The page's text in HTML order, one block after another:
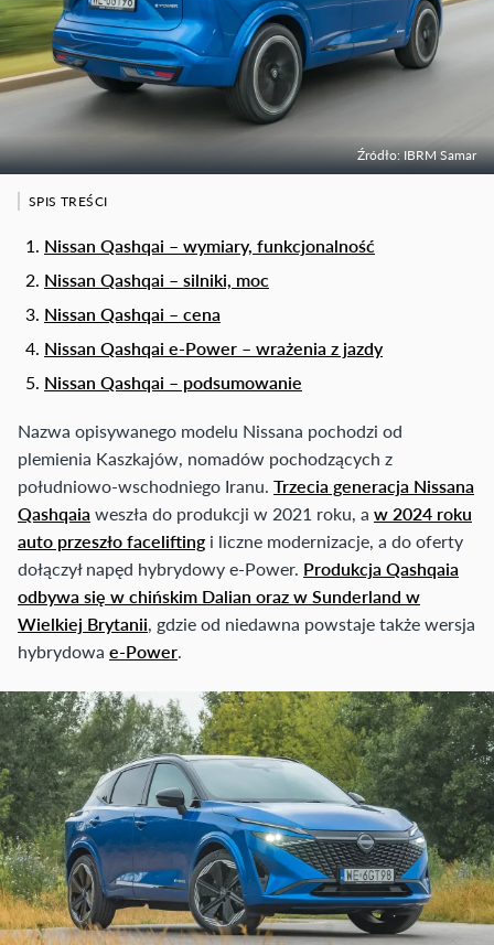
Źródło: IBRM Samar
SPIS TREŚCI
Nissan Qashqai – wymiary, funkcjonalność
Nissan Qashqai – silniki, moc
Nissan Qashqai – cena
Nissan Qashqai e-Power – wrażenia z jazdy
Nissan Qashqai – podsumowanie
Nazwa opisywanego modelu Nissana pochodzi od
plemienia Kaszkajów, nomadów pochodzących z
południowo-wschodniego Iranu. Trzecia generacja Nissana
Qashqaia weszła do produkcji w 2021 roku, a w 2024 roku
auto przeszło facelifting i liczne modernizacje, a do oferty
dołączył napęd hybrydowy e-Power. Produkcja Qashqaia
odbywa się w chińskim Dalian oraz w Sunderland w
Wielkiej Brytanii, gdzie od niedawna powstaje także wersja
hybrydowa e-Power.